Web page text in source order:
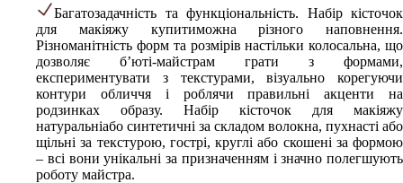
Багатозадачність та функціональність. Набір кісточок
для макіяжу купитиможна різного наповнення.
Різноманітність форм та розмірів настільки колосальна, що
дозволяє б’юті-майстрам грати з формами,
експериментувати з текстурами, візуально корегуючи
контури обличчя і роблячи правильні акценти на
родзинках образу. Набір кісточок для макіяжу
натуральніабо синтетичні за складом волокна, пухнасті або
щільні за текстурою, гострі, круглі або скошені за формою
– всі вони унікальні за призначенням і значно полегшують
роботу майстра.